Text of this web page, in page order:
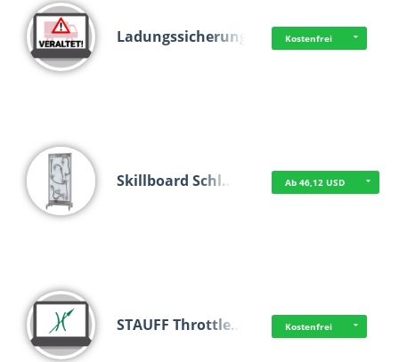
Ladungssicherung Kostenfrei
Skillboard Schl… Ab 46,12 USD
STAUFF Throttle… Kostenfrei